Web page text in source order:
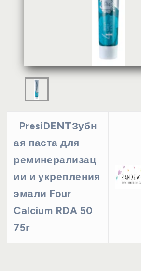
PresiDENTЗубн
ая паста для
реминерализац
ии и укрепления
эмали Four
Calcium RDA 50
75г